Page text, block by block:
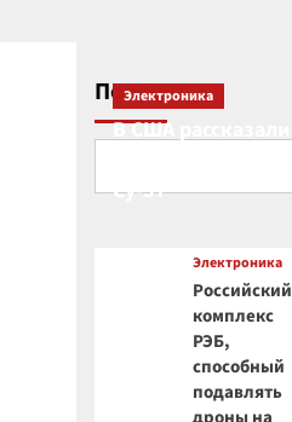
Поиск
Электроника
В США рассказали
Су-57
Электроника
Российский
комплекс
РЭБ,
способный
подавлять